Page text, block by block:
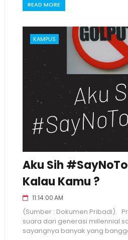
READ MORE
KAMPUS
Aku Sih
Kalau Kamu ?
11:14:00 AM
(Sumber : Dokumen Pribadi).
suara dari generasi millennial
sayangnya banyak yang